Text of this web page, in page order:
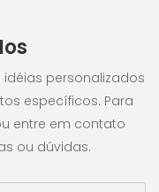
personalizados
específicos. Para
entre em contato
ou dúvidas.